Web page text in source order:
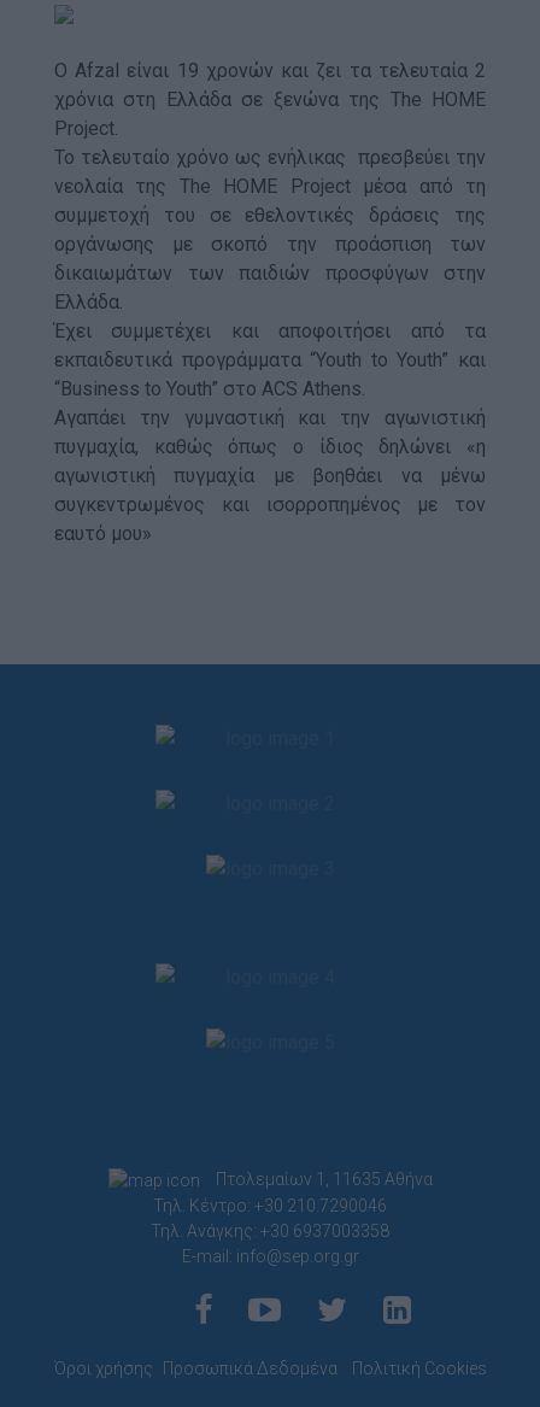
Ο Αfzal είναι 19 χρονών και ζει τα τελευταία 2
χρόνια στη Ελλάδα σε ξενώνα της The HOME
Project.
Το τελευταίο χρόνο ως ενήλικας πρεσβεύει την
νεολαία της The HOME Project μέσα από τη
συμμετοχή του σε εθελοντικές δράσεις της
οργάνωσης με σκοπό την προάσπιση των
δικαιωμάτων των παιδιών προσφύγων στην
Ελλάδα.
Έχει συμμετέχει και αποφοιτήσει από τα
εκπαιδευτικά προγράμματα “Youth to Youth” και
“Business to Youth” στο ACS Athens.
Αγαπάει την γυμναστική και την αγωνιστική
πυγμαχία, καθώς όπως ο ίδιος δηλώνει «η
αγωνιστική πυγμαχία με βοηθάει να μένω
συγκεντρωμένος και ισορροπημένος με τον
εαυτό μου»
Πτολεμαίων 1, 11635 Αθήνα
Τηλ. Κέντρο: +30 210.7290046
Τηλ. Ανάγκης: +30 6937003358
E-mail: info@sep.org.gr
Όροι χρήσης Προσωπικά Δεδομένα Πολιτική Cookies